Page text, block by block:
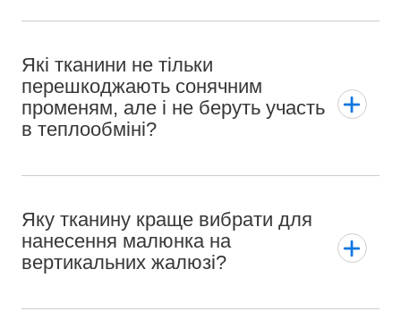
Які тканини не тільки
перешкоджають сонячним
променям, але і не беруть участь
в теплообміні?
Яку тканину краще вибрати для
нанесення малюнка на
вертикальних жалюзі?